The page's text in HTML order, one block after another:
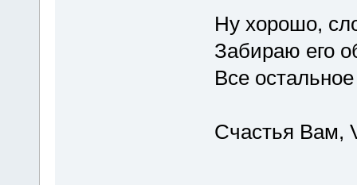
Ну хорошо,
Забираю его
Все
Счастья Вам,